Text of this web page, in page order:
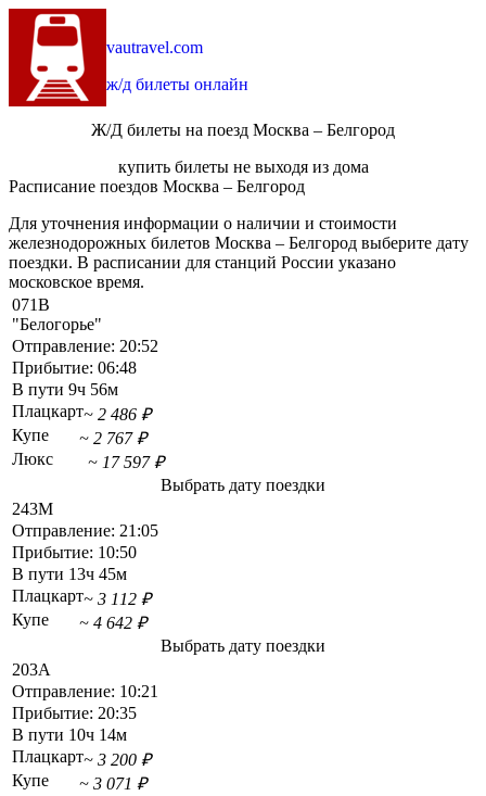
vautravel.com
ж/д билеты онлайн
Ж/Д билеты на поезд Москва – Белгород
купить билеты не выходя из дома
Расписание поездов Москва – Белгород
Для уточнения информации о наличии и стоимости
железнодорожных билетов Москва – Белгород выберите дату
поездки. В расписании для станций России указано
московское время.
071В
"Белогорье"
Отправление: 20:52
Прибытие: 06:48
В пути 9ч 56м
Плацкарт~ 2 486 ₽
Купе
~ 2 767 ₽
Люкс
~ 17 597 ₽
Выбрать дату поездки
243М
Отправление: 21:05
Прибытие: 10:50
В пути 13ч 45м
Плацкарт~ 3 112 ₽
Купе
~ 4 642 ₽
Выбрать дату поездки
203А
Отправление: 10:21
Прибытие: 20:35
В пути 10ч 14м
Плацкарт~ 3 200 ₽
Купе
~ 3 071 ₽